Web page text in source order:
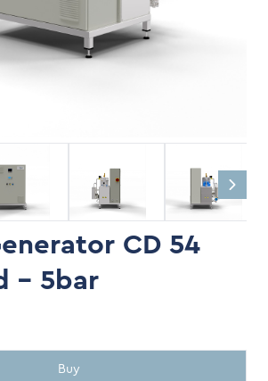
CD 54
- 5bar
Buy